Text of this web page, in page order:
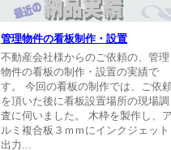
管理物件の看板制作・設置
不動産会社様からのご依頼の、管理
物件の看板の制作・設置の実績で
す。 今回の看板の制作では、ご依
を頂いた後に看板設置場所の現場調
査に伺いました。 木枠を製作し、
ルミ複合板３ｍｍにインクジェット
出力...